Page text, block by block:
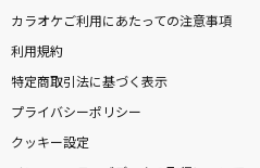
カラオケご利用にあたっての注意事項
利用規約
特定商取引法に基づく表示
プライバシーポリシー
クッキー設定